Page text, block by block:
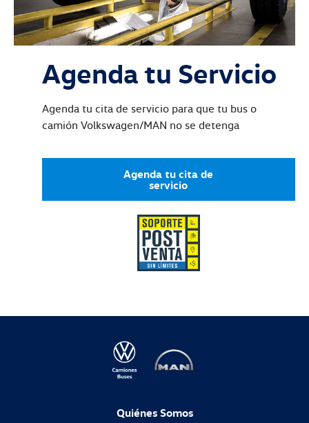
Agenda tu Servicio
Agenda tu cita de servicio para que tu bus o
camión Volkswagen/MAN no se detenga
Agenda tu cita de
servicio
Quiénes Somos